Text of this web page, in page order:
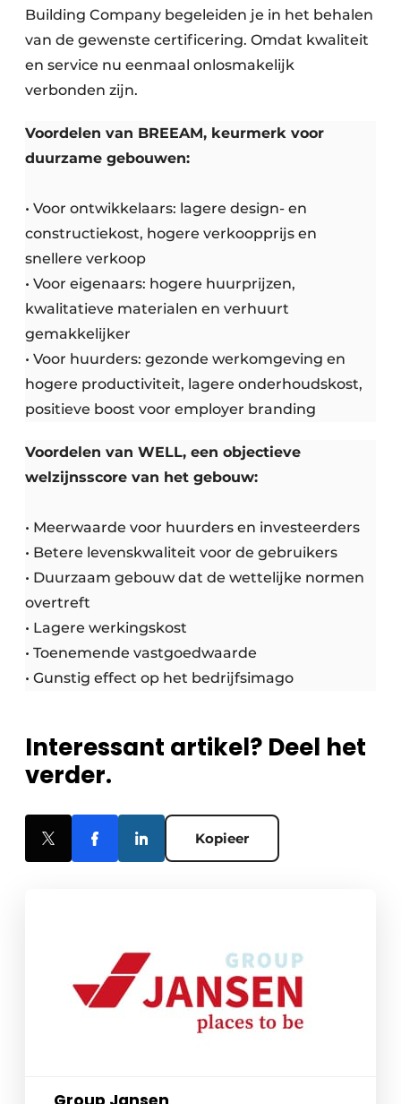
Building Company begeleiden je in het behalen
van de gewenste certificering. Omdat kwaliteit
en service nu eenmaal onlosmakelijk
verbonden zijn.
Voordelen van BREEAM, keurmerk voor
duurzame gebouwen:
• Voor ontwikkelaars: lagere design- en
constructiekost, hogere verkoopprijs en
snellere verkoop
• Voor eigenaars: hogere huurprijzen,
kwalitatieve materialen en verhuurt
gemakkelijker
• Voor huurders: gezonde werkomgeving en
hogere productiviteit, lagere onderhoudskost,
positieve boost voor employer branding
Voordelen van WELL, een objectieve
welzijnsscore van het gebouw:
• Meerwaarde voor huurders en investeerders
• Betere levenskwaliteit voor de gebruikers
• Duurzaam gebouw dat de wettelijke normen
overtreft
• Lagere werkingskost
• Toenemende vastgoedwaarde
• Gunstig effect op het bedrijfsimago
Interessant artikel? Deel het
verder.
Kopieer